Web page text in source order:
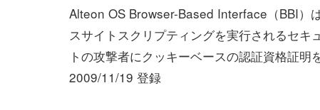
Alteon OS Browser-Based Interface（BBI）
スサイトスクリプティングを実行されるセ
トの攻撃者にクッキーベースの認証資格証明
2009/11/19 登録